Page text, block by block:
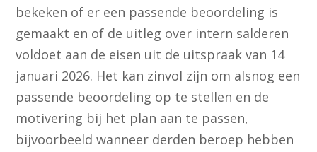
bekeken of er een passende beoordeling is
gemaakt en of de uitleg over intern salderen
voldoet aan de eisen uit de uitspraak van 14
januari 2026. Het kan zinvol zijn om alsnog een
passende beoordeling op te stellen en de
motivering bij het plan aan te passen,
bijvoorbeeld wanneer derden beroep hebben